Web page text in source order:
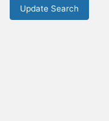
Update Search